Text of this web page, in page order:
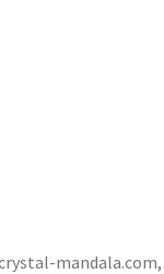
mandala.com,